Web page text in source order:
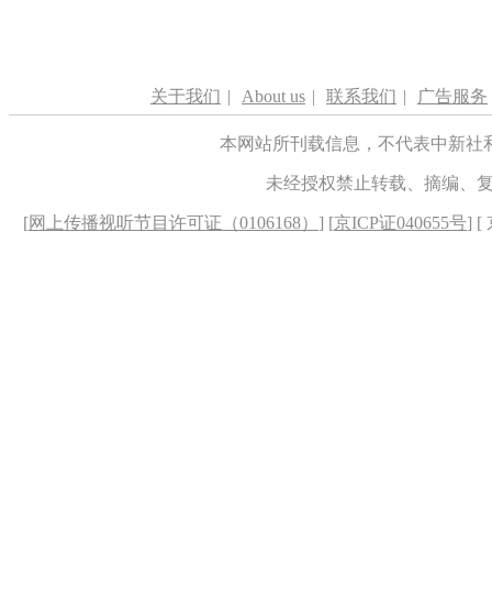
关于我们 | About us | 联系我们 | 广告服务
本网站所刊载信息，不代表中新
未经授权禁止转载、摘编、
[网上传播视听节目许可证（0106168） ] [京ICP证040655号] [